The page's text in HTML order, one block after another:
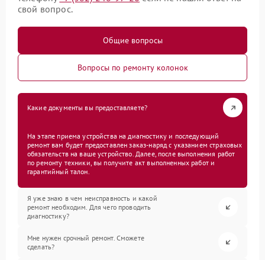
свой вопрос.
Общие вопросы
Вопросы по ремонту колонок
Какие документы вы предоставляете?
На этапе приема устройства на диагностику и последующий
ремонт вам будет предоставлен заказ-наряд с указанием страховых
обязательств на ваше устройство. Далее, после выполнения работ
по ремонту техники, вы получите акт выполненных работ и
гарантийный талон.
Я уже знаю в чем неисправность и какой
ремонт необходим. Для чего проводить
диагностику?
Мне нужен срочный ремонт. Сможете
сделать?